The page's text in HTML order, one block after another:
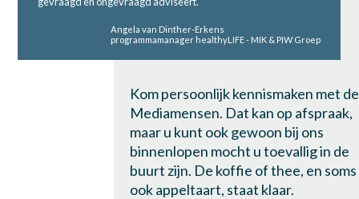
Angela van Dinther-Erkens
programmamanager healthyLIFE - MIK & PIW Groep
Kom persoonlijk kennismaken met de
Mediamensen. Dat kan op afspraak,
maar u kunt ook gewoon bij ons
binnenlopen mocht u toevallig in de
buurt zijn. De koffie of thee, en soms
ook appeltaart, staat klaar.